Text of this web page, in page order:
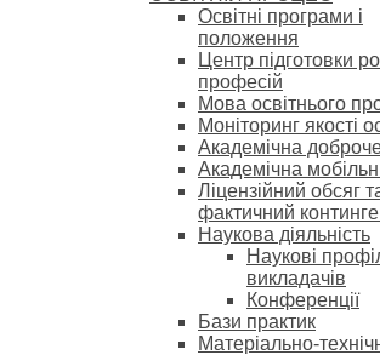
Освітні програми і
положення
Центр підготовки
професій
Мова освітнього
Моніторинг якості
Академічна
Академічна
Ліцензійний обсяг
фактичний
Наукова діяльність
Наукові
викладачів
Конференції
Бази практик
Матеріально-